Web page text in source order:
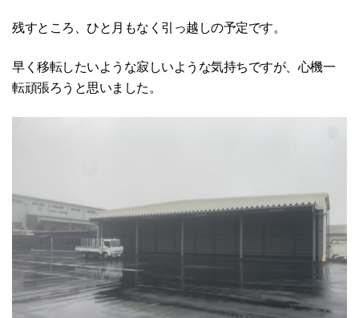
残すところ、ひと月もなく引っ越しの予定です。
早く移転したいような寂しいような気持ちですが、心機一
転頑張ろうと思いました。